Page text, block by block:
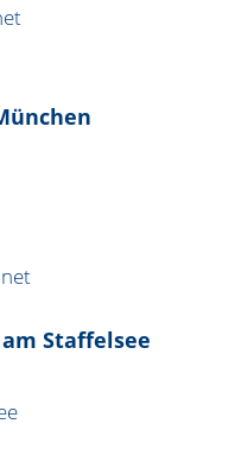
Staffelsee